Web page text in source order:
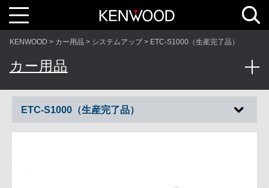
T
o
g
g
l
e
v
i
a
t
o
KENWOOD カー用品 システムアップ ETC-S1000（生産完了品）
カー用品
ETC-S1000（生産完了品）